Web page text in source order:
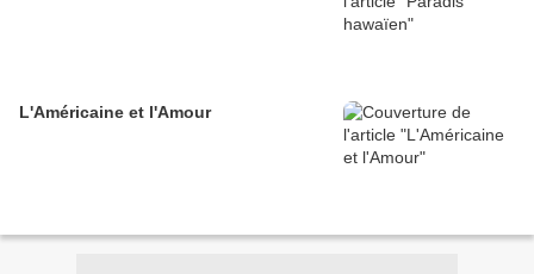
L'Américaine et l'Amour